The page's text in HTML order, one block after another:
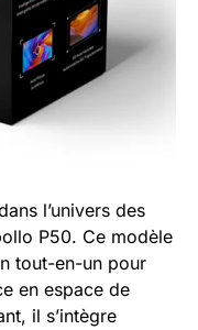
l’univers des
P50. Ce modèle
tout-en-un pour
en espace de
il s’intègre